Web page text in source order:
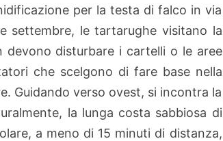
per la testa di falco in via
settembre, le tartarughe visitano la
disturbare i cartelli o le aree
che scelgono di fare base nella
Guidando verso ovest, si incontra la
la lunga costa sabbiosa di
a meno di 15 minuti di distanza,